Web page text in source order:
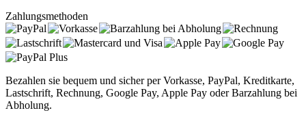
Zahlungsmethoden
Bezahlen sie bequem und sicher per Vorkasse, PayPal, Kreditkarte,
Lastschrift, Rechnung, Google Pay, Apple Pay oder Barzahlung bei
Abholung.